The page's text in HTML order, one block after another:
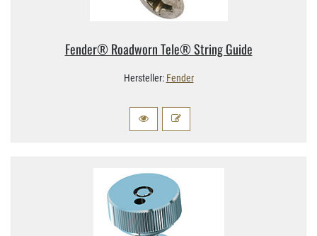
Fender® Roadworn Tele® String Guide
Hersteller: Fender